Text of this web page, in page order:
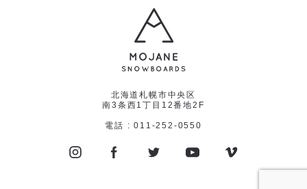
北海道札幌市中央区
南3条西1丁目12番地2F
電話 : 011-252-0550